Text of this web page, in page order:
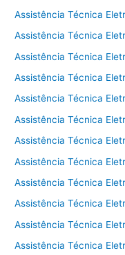
Assistência Técnica
Assistência Técnica
Assistência Técnica
Assistência Técnica
Assistência Técnica
Assistência Técnica
Assistência Técnica
Assistência Técnica
Assistência Técnica
Assistência Técnica
Assistência Técnica
Assistência Técnica